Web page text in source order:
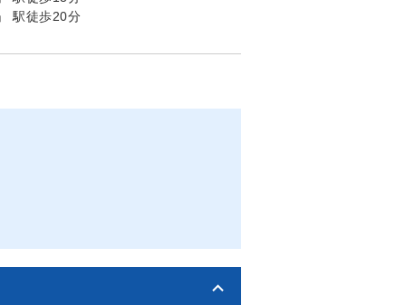
駅徒歩20分